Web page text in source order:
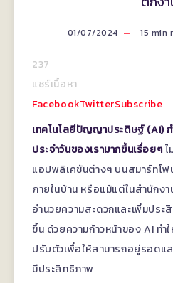
01/07/2024 15 min
237
แชร์เนื้อหา
FacebookTwitterSubscribe
เทคโนโลยีปัญญาประดิษฐ์ (AI) ก
ประจำวันของเรามากขึ้นเรื่อยๆไ
แอปพลิเคชันต่างๆ บนสมาร์ทโ
ภายในบ้าน หรือแม้แต่ในสำนักงา
อำนวยความสะดวกและเพิ่มประ
ขึ้น ด้วยความก้าวหน้าของ AI ท
ปรับตัวเพื่อให้สามารถอยู่รอดแ
มีประสิทธิภาพ